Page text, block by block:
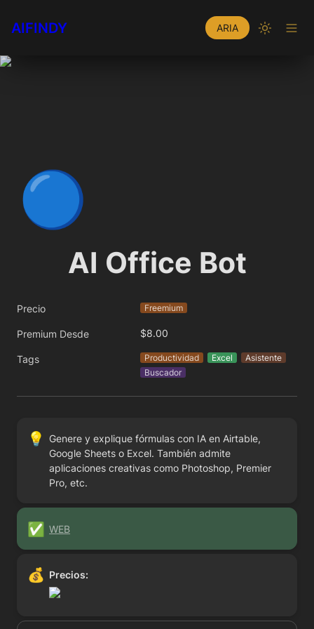
AIFINDY ARIA
🔵
AI Office Bot
Precio Freemium
Premium Desde $8.00
Tags Productividad Excel
Asistente
Buscador
💡
Genere y explique fórmulas con IA en Airtable,
Google Sheets o Excel. También admite
aplicaciones creativas como Photoshop, Premier
Pro, etc.
✅ WEB
💰 Precios: